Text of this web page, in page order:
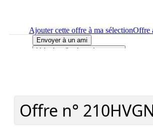
Ajouter cette offre à ma sélectionOffre
Envoyer à un ami
Voir plus d'options de partage
Offre n°